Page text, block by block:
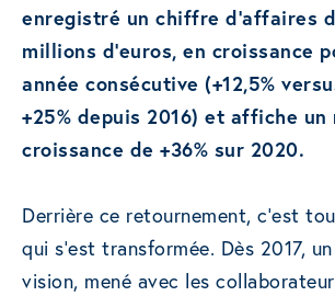
enregistré un chiffre d’affaires
millions d’euros, en croissance
année consécutive (+12,5%
+25% depuis 2016) et affiche
croissance de +36% sur 2020.
Derrière ce retournement, c’est
qui s’est transformée. Dès 2017,
vision, mené avec les